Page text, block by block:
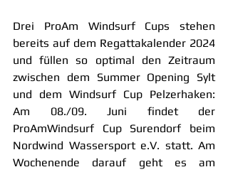
Drei ProAm Windsurf Cups stehen
bereits auf dem Regattakalender 2024
und füllen so optimal den Zeitraum
zwischen dem Summer Opening Sylt
und dem Windsurf Cup Pelzerhaken:
Am 08./09. Juni findet der
ProAmWindsurf Cup Surendorf beim
Nordwind Wassersport e.V. statt. Am
Wochenende darauf geht es am